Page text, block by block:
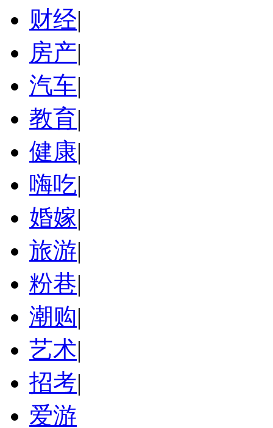
财经|
房产|
汽车|
教育|
健康|
嗨吃|
婚嫁|
旅游|
粉巷|
潮购|
艺术|
招考|
爱游